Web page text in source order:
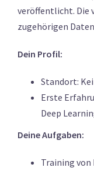
veröffentlicht. Die
zugehörigen
Dein Profil:
Standort:
Erste
Deep
Deine Aufgaben:
Training von